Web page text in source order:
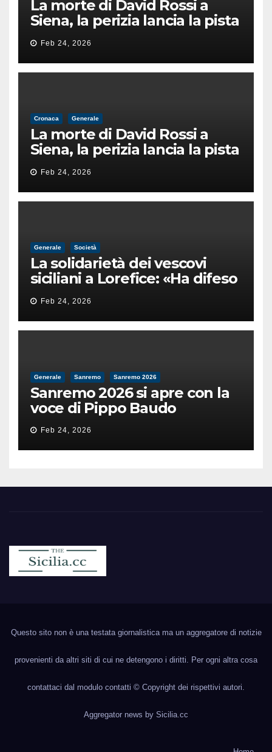
La morte di David Rossi a
Siena, la perizia lancia la pista
di un’intimidazione finita
male
Feb 24, 2026
Cronaca Generale
La morte di David Rossi a
Siena, la perizia lancia la pista
di un’intimidazione finita
male
Feb 24, 2026
Generale Società
La solidarietà dei vescovi
siciliani a Lorefice: «Ha difeso
il valore e la dignità
dell’umanità»
Feb 24, 2026
Generale Sanremo Sanremo 2026
Sanremo 2026 si apre con la
voce di Pippo Baudo
Feb 24, 2026
Questo sito non è una testata giornalistica ma un aggregatore di notizie
provenienti da altri siti di cui ne detengono i diritti. Per ogni altra cosa
contattaci dal modulo contatti © Copyright dei rispettivi autori.
Aggregator news by Sicilia.cc